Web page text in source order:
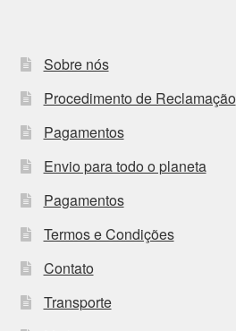
Sobre nós
Procedimento de Reclamação
Pagamentos
Envio para todo o planeta
Pagamentos
Termos e Condições
Contato
Transporte